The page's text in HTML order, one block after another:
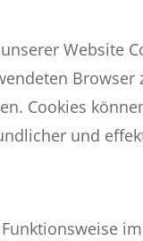
Website
Cookies
und